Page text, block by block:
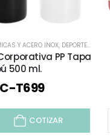
Y ACERO INOX, DEPORTES Y BIENESTAR
PP Tapa
500 ml.
C-T699
COTIZAR